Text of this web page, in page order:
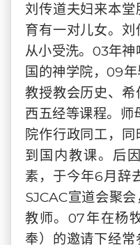
刘传道夫妇来本
育有一对儿女。
从小受洗。03年
国的神学院，09年
教授教会历史、
西五经等课程。
院作行政同工，
到国内教课。后
素，于今年6月辞
SJCAC宣道会聚
教师。07年在杨
奉）的邀请下经